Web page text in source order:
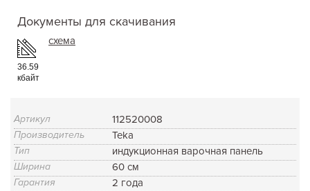
Документы для скачивания
36.59
кбайт
схема
Артикул 112520008
Производитель Teka
Тип индукционная варочная панель
Ширина 60 см
Гарантия 2 года